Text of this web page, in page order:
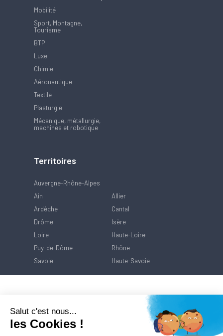
Mobilité
Sport, Montagne,
Tourisme
BTP
Luxe
Chimie
Aéronautique
Textile
Plasturgie
Mécanique, métallurgie,
machines et robotique
Territoires
Auvergne-Rhône-Alpes
Ain
Allier
Ardèche
Cantal
Drôme
Isère
Loire
Haute-Loire
Puy-de-Dôme
Rhône
Savoie
Haute-Savoie
Salut c'est nous...
les Cookies !